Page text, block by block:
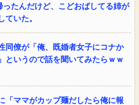
ったんだけど、こどおばしてる姉が
ていた。
同僚が「俺、既婚者女子にコナか
というので話を聞いてみたらｗｗ
「ママがカップ麺だしたら俺に報